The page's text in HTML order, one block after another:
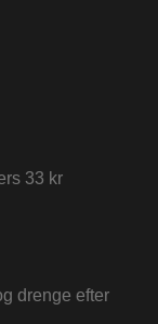
33 kr
drenge efter